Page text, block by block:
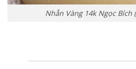
Nhẫn Vàng 14k Ngọc Bích